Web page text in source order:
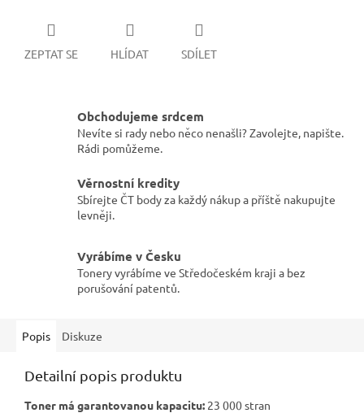
ZEPTAT SE HLÍDAT SDÍLET
Obchodujeme srdcem
Nevíte si rady nebo něco nenašli? Zavolejte, napište.
Rádi pomůžeme.
Věrnostní kredity
Sbírejte ČT body za každý nákup a příště nakupujte
levněji.
Vyrábíme v Česku
Tonery vyrábíme ve Středočeském kraji a bez
porušování patentů.
Popis Diskuze
Detailní popis produktu
Toner má garantovanou kapacitu: 23 000 stran